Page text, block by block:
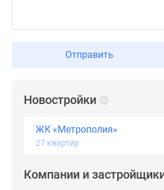
скидками
Субсидированная
Отправить
Новостройки
ЖК «Метрополия»
27 квартир
Компании и